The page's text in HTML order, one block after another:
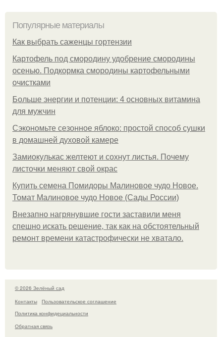
Популярные материалы
Как выбрать саженцы гортензии
Картофель под смородину удобрение смородины
осенью. Подкормка смородины картофельными
очистками
Больше энергии и потенции: 4 основных витамина
для мужчин
Сэкономьте сезонное яблоко: простой способ сушки
в домашней духовой камере
Замиокулькас желтеют и сохнут листья. Почему
листочки меняют свой окрас
Купить семена Помидоры Малиновое чудо Новое.
Томат Малиновое чудо Новое (Сады России)
Внезапно нагрянувшие гости заставили меня
спешно искать решение, так как на обстоятельный
ремонт времени катастрофически не хватало.
© 2026 Зелёный сад
Контакты
Пользовательское соглашение
Политика конфидециальности
Обратная связь